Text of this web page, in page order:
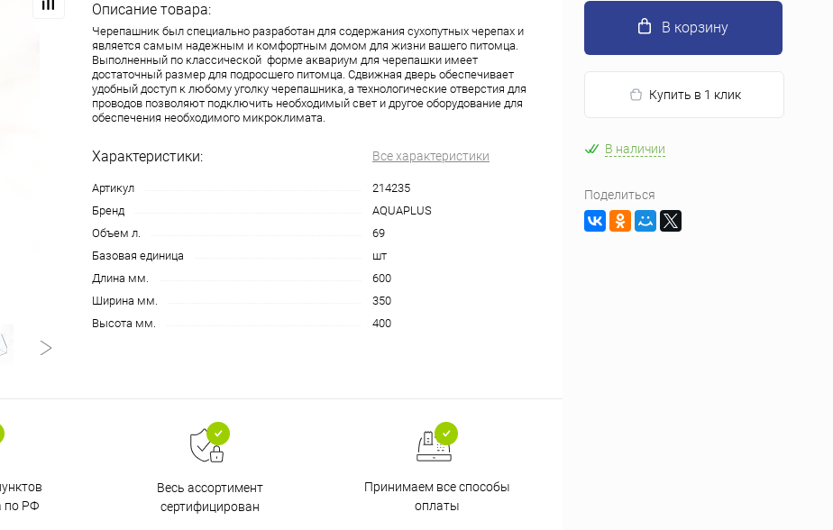
Описание товара:
Черепашник был специально разработан для содержания сухопутных черепах и
является самым надежным и комфортным домом для жизни вашего питомца.
Выполненный по классической форме аквариум для черепашки имеет
достаточный размер для подросшего питомца. Сдвижная дверь обеспечивает
удобный доступ к любому уголку черепашника, а технологические отверстия для
проводов позволяют подключить необходимый свет и другое оборудование для
обеспечения необходимого микроклимата.
Характеристики: Все характеристики
Артикул
214235
Бренд
AQUAPLUS
Объем л.
69
Базовая единица
шт
Длина мм.
600
Ширина мм.
350
Высота мм.
400
по РФ
Весь ассортимент
сертифицирован
Принимаем все способы
оплаты
В корзину
Купить в 1 клик
В наличии
Поделиться